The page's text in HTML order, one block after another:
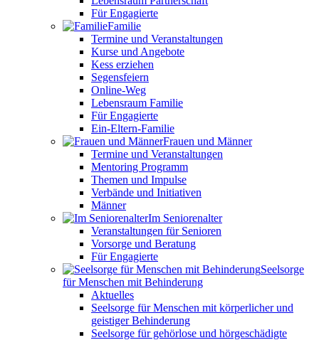
Für Engagierte
Familie
Termine und Veranstaltungen
Kurse und Angebote
Kess erziehen
Segensfeiern
Online-Weg
Lebensraum Familie
Für Engagierte
Ein-Eltern-Familie
Frauen und Männer
Termine und Veranstaltungen
Mentoring Programm
Themen und Impulse
Verbände und Initiativen
Männer
Im Seniorenalter
Veranstaltungen für Senioren
Vorsorge und Beratung
Für Engagierte
Seelsorge
für Menschen mit Behinderung
Aktuelles
Seelsorge für Menschen mit körperlicher und
geistiger Behinderung
Seelsorge für gehörlose und hörgeschädigte